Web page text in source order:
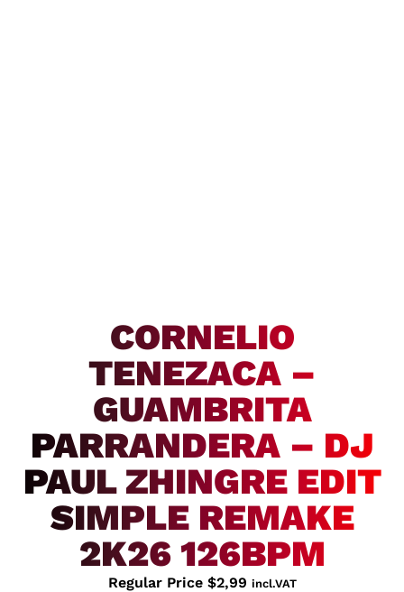
CORNELIO
TENEZACA –
GUAMBRITA
PARRANDERA – DJ
PAUL ZHINGRE EDIT
SIMPLE REMAKE
2K26 126BPM
Regular Price $2,99 incl.VAT